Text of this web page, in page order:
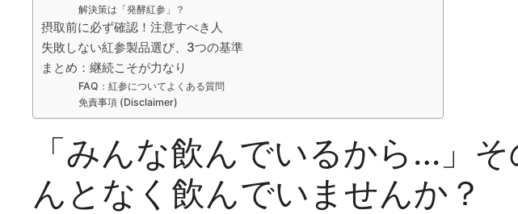
解決策は「発酵紅参」？
摂取前に必ず確認！注意すべき人
失敗しない紅参製品選び、3つの基準
まとめ：継続こそが力なり
FAQ：紅参についてよくある質問
免責事項 (Disclaimer)
「みんな飲んでいるから…」
んとなく飲んでいませんか？